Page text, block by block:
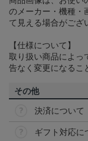
のメーカー・機種・
て見える場合がござ
【仕様について】
取り扱い商品によっ
告なく変更になるこ
その他
決済について
ギフト対応に